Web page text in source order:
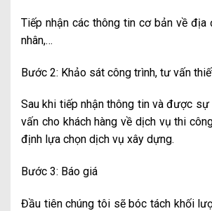
Tiếp nhận các thông tin cơ bản về
nhân,…
Bước 2: Khảo sát công trình, tư vấn
Sau khi tiếp nhận thông tin và được
vấn cho khách hàng về dịch vụ thi
định lựa chọn dịch vụ xây dựng.
Bước 3: Báo giá
Đầu tiên chúng tôi sẽ bóc tách khối